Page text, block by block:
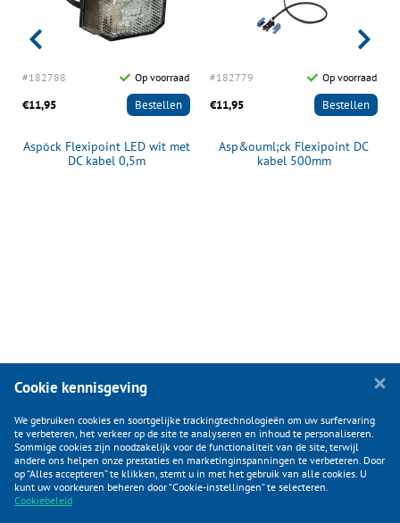
#182788 Op voorraad
€11,95 Bestellen
Aspöck Flexipoint LED wit met
DC kabel 0,5m
#182779 Op voorraad
€11,95 Bestellen
Asp&ouml;ck Flexipoint DC
kabel 500mm
KLANTENSERVICE
CATEGORIEËN
Cookie kennisgeving
We gebruiken cookies en soortgelijke trackingtechnologieën om uw surfervaring
te verbeteren, het verkeer op de site te analyseren en inhoud te personaliseren.
Sommige cookies zijn noodzakelijk voor de functionaliteit van de site, terwijl
andere ons helpen onze prestaties en marketinginspanningen te verbeteren. Door
op “Alles accepteren” te klikken, stemt u in met het gebruik van alle cookies. U
kunt uw voorkeuren beheren door “Cookie-instellingen” te selecteren.
Cookiebeleid